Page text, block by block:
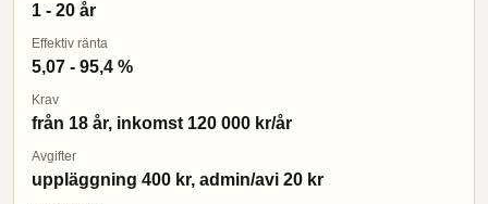
1 - 20 år
Effektiv ränta
5,07 - 95,4 %
Krav
från 18 år, inkomst 120 000 kr/år
Avgifter
uppläggning 400 kr, admin/avi 20 kr